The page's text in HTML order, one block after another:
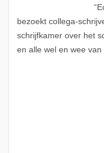
bezoekt collega-
schrijfkamer over het
en alle wel en wee